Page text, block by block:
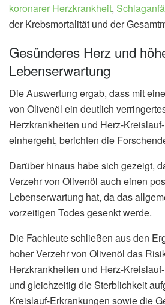
koronarer Herzkrankheit,
der Krebsmortalität und der
Gesünderes Herz und
Lebenserwartung
Die Auswertung ergab, dass mit
von Olivenöl ein deutlich
Herzkrankheiten und Herz-
einhergeht, berichten die
Darüber hinaus habe sich gezeigt,
Verzehr von Olivenöl auch einen
Lebenserwartung hat, da das
vorzeitigen Todes gesenkt werde.
Die Fachleute schließen aus den
hoher Verzehr von Olivenöl das
Herzkrankheiten und Herz-
und gleichzeitig die Sterblichkeit
Kreislauf-Erkrankungen sowie die